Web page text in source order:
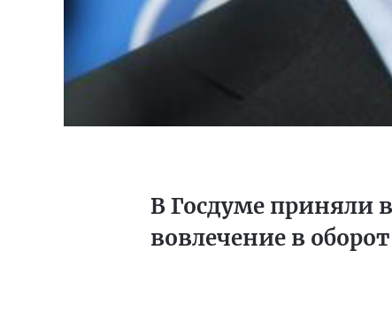
В Госдуме приняли
вовлечение в